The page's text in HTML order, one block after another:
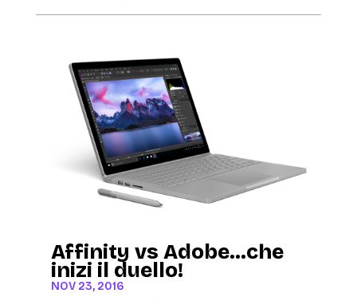
Affinity vs Adobe…che
inizi il duello!
NOV 23, 2016